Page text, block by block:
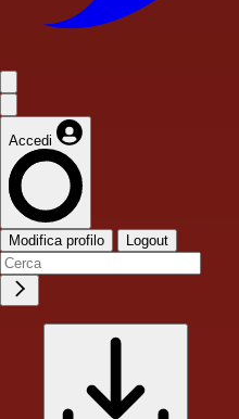
Accedi
Modifica profilo Logout